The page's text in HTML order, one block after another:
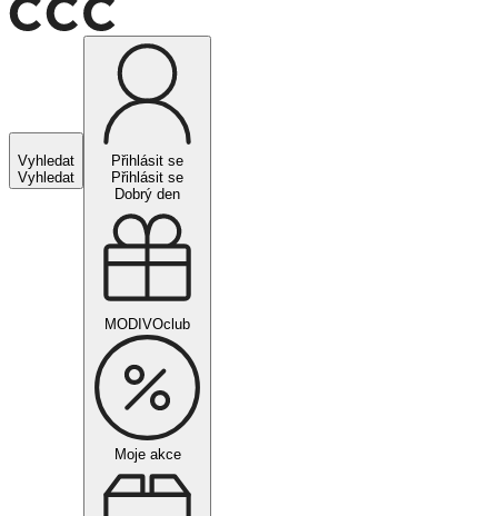
Vyhledat
Vyhledat
Přihlásit se
Přihlásit se
Dobrý den
MODIVOclub
Moje akce